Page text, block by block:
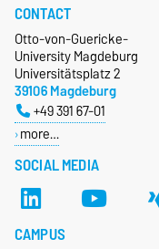
SOCIAL MEDIA
CONTACT
Otto-von-Guericke-
University Magdeburg
Universitätsplatz 2
39106 Magdeburg
+49 391 67-01
more…
CAMPUS